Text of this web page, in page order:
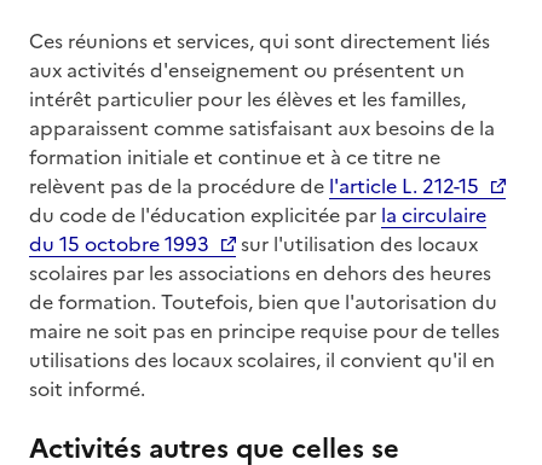
Ces réunions et services, qui sont directement liés
aux activités d'enseignement ou présentent un
intérêt particulier pour les élèves et les familles,
apparaissent comme satisfaisant aux besoins de la
formation initiale et continue et à ce titre ne
relèvent pas de la procédure de l'article L. 212-15
du code de l'éducation explicitée par la circulaire
du 15 octobre 1993
sur l'utilisation des locaux
scolaires par les associations en dehors des heures
de formation. Toutefois, bien que l'autorisation du
maire ne soit pas en principe requise pour de telles
utilisations des locaux scolaires, il convient qu'il en
soit informé.
Activités autres que celles se